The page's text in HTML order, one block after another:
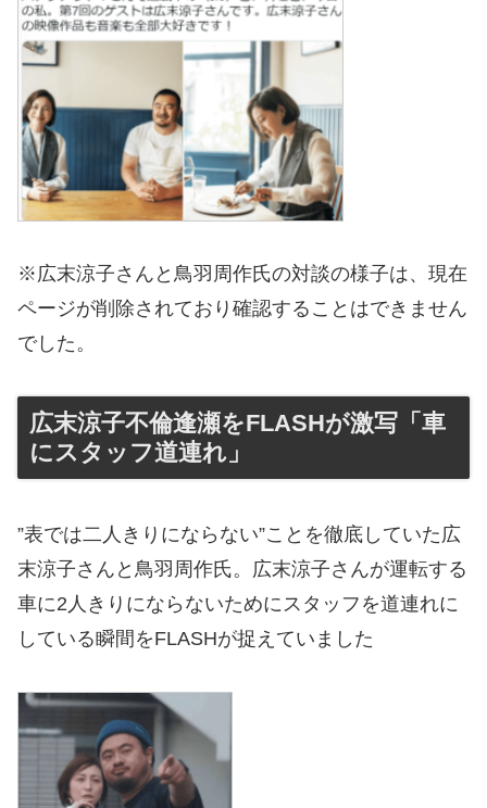
※広末涼子さんと鳥羽周作氏の対談の様子は、現在
ページが削除されており確認することはできません
でした。
広末涼子不倫逢瀬をFLASHが激写「車
にスタッフ道連れ」
”表では二人きりにならない”ことを徹底していた広
末涼子さんと鳥羽周作氏。広末涼子さんが運転する
車に2人きりにならないためにスタッフを道連れに
している瞬間をFLASHが捉えていました